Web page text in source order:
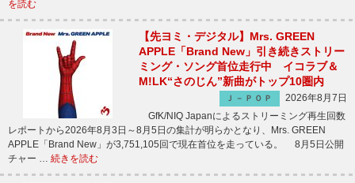
を読む
【先ヨミ・デジタル】Mrs. GREEN
APPLE「Brand New」引き続きストリー
ミング・ソング首位走行中 イコラブ＆
M!LK“さのじん”新曲がトップ10圏内
Ｊ－ＰＯＰ
2026年8月7日
GfK/NIQ Japanによるストリーミング再生回数
レポートから2026年8月3日～8月5日の集計が明らかとなり、Mrs. GREEN
APPLE「Brand New」が3,751,105回で現在首位を走っている。 8月5日公開
チャー … 続きを読む